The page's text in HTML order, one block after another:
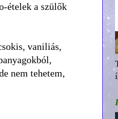
ételek a szülők
vaniliás,
nem tehetem,